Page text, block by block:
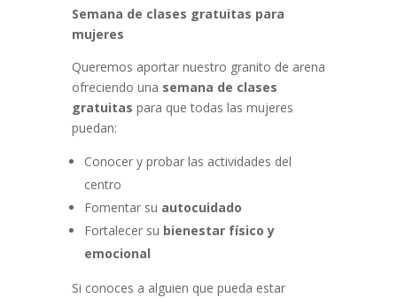
Semana de clases gratuitas para
mujeres
Queremos aportar nuestro granito de arena
ofreciendo una semana de clases
gratuitas para que todas las mujeres
puedan:
Conocer y probar las actividades del
centro
Fomentar su autocuidado
Fortalecer su bienestar físico y
emocional
Si conoces a alguien que pueda estar